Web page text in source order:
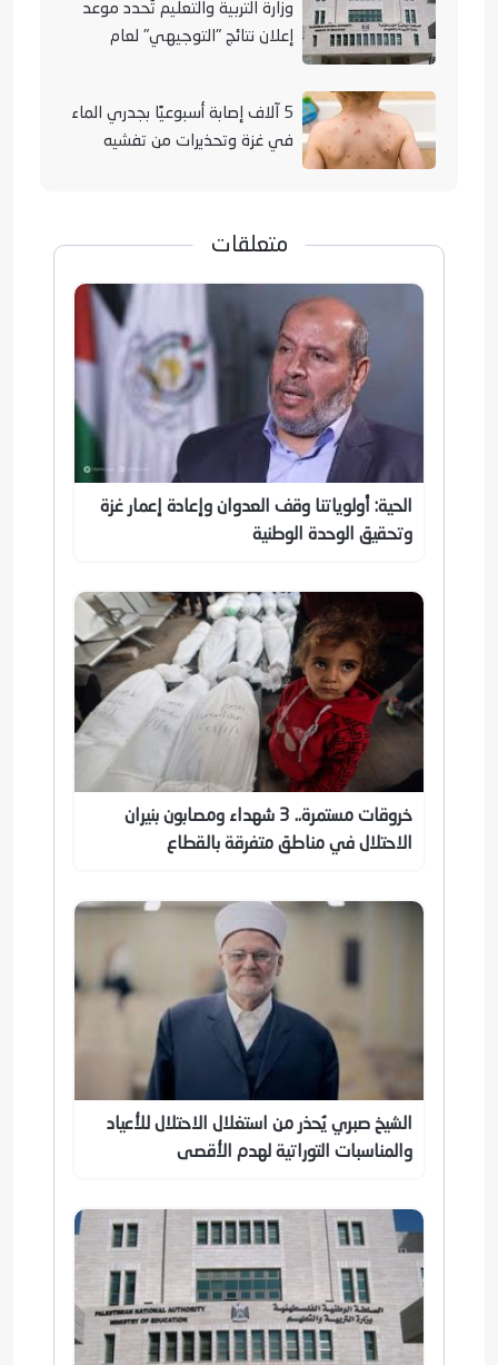
وزارة التربية والتعليم تُحدد موعد
إعلان نتائج "التوجيهي" لعام
5 آلاف إصابة أسبوعيًا بجدري الماء
في غزة وتحذيرات من تفشيه
متعلقات
الحية: أولوياتنا وقف العدوان وإعادة إعمار غزة
وتحقيق الوحدة الوطنية
خروقات مستمرة.. 3 شهداء ومصابون بنيران
الاحتلال في مناطق متفرقة بالقطاع
الشيخ صبري يُحذر من استغلال الاحتلال للأعياد
والمناسبات التوراتية لهدم الأقصى